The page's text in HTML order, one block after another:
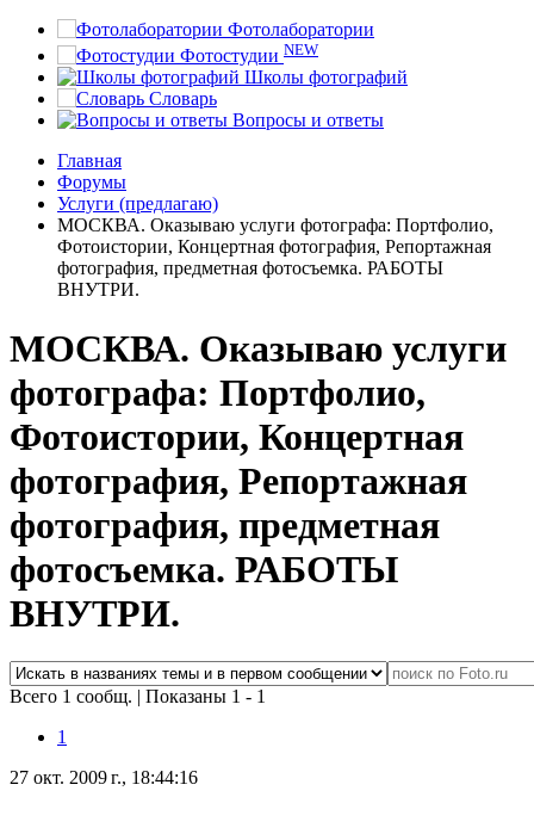
Фотолаборатории
Фотостудии NEW
Школы фотографий
Словарь
Вопросы и ответы
Главная
Форумы
Услуги (предлагаю)
МОСКВА. Оказываю услуги фотографа: Портфолио,
Фотоистории, Концертная фотография, Репортажная
фотография, предметная фотосъемка. РАБОТЫ
ВНУТРИ.
МОСКВА. Оказываю услуги
фотографа: Портфолио,
Фотоистории, Концертная
фотография, Репортажная
фотография, предметная
фотосъемка. РАБОТЫ
ВНУТРИ.
Всего 1 сообщ. | Показаны 1 - 1
1
27 окт. 2009 г., 18:44:16